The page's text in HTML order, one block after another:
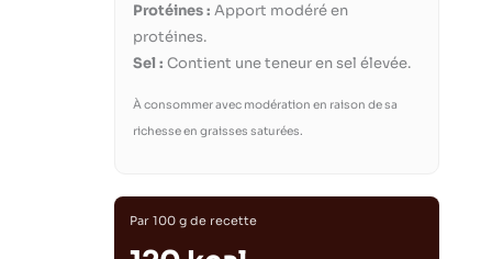
Protéines : Apport modéré en
protéines.
Sel : Contient une teneur en sel élevée.
À consommer avec modération en raison de sa
richesse en graisses saturées.
Par 100 g de recette